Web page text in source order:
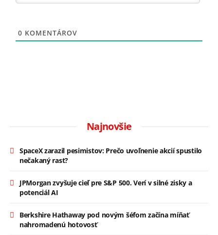
0 KOMENTÁROV
Najnovšie
SpaceX zarazil pesimistov: Prečo uvoľnenie akcií spustilo
nečakaný rast?
JPMorgan zvyšuje cieľ pre S&P 500. Verí v silné zisky a
potenciál AI
Berkshire Hathaway pod novým šéfom začína míňať
nahromadenú hotovosť